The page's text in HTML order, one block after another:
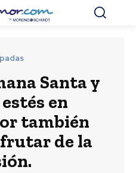
Santa y
en
también
de la